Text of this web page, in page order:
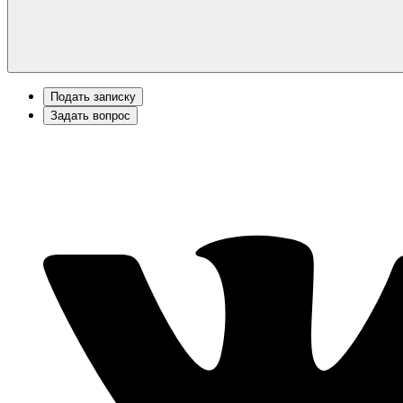
Подать записку
Задать вопрос